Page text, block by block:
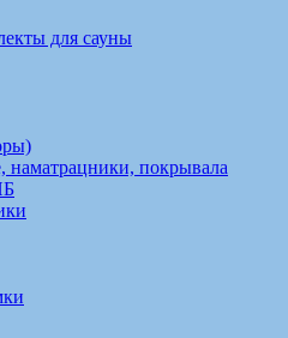
для сауны
наматрацники, покрывала